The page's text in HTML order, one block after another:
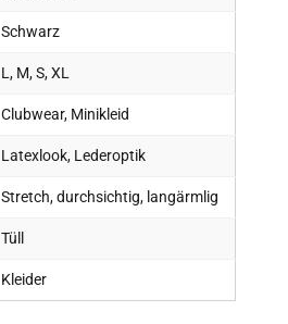
Schwarz
L, M, S, XL
Clubwear, Minikleid
Latexlook, Lederoptik
Stretch, durchsichtig, langärmlig
Tüll
Kleider